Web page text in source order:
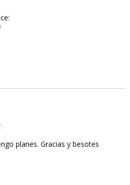
planes. Gracias y besotes